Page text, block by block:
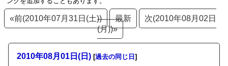
«前(2010年07月31日(土)) 最新
次(2010年08月02日
(月))»
2010年08月01日(日) [過去の同じ日 ]